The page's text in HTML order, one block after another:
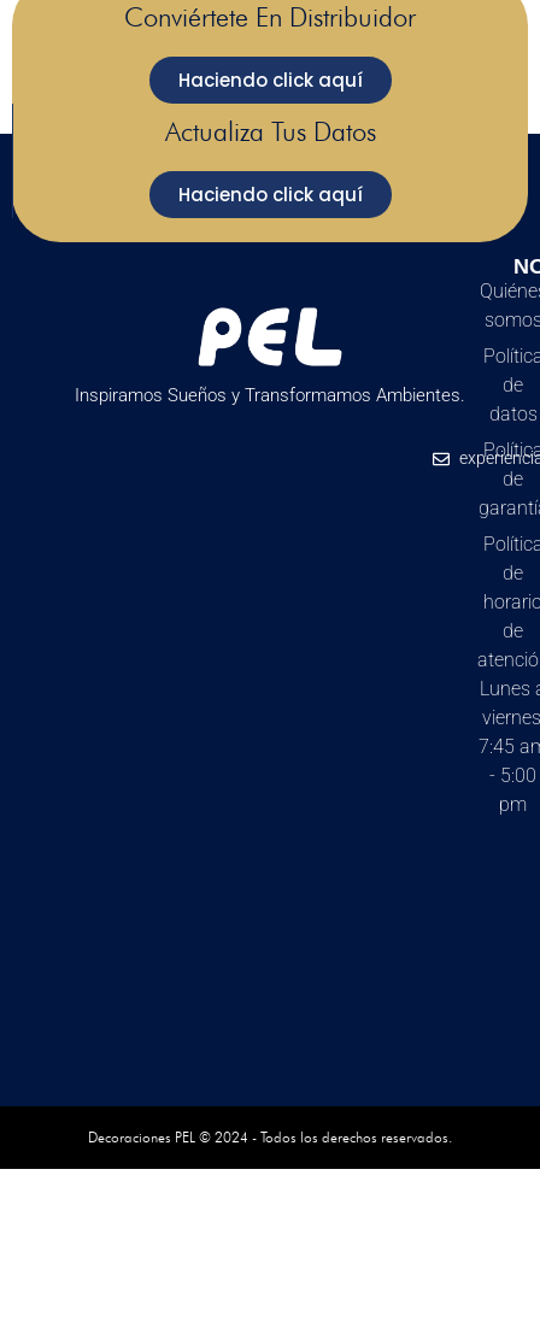
Conviértete En Distribuidor
Haciendo click aquí
Actualiza Tus Datos
Haciendo click aquí
Inspiramos Sueños y Transformamos Ambientes.
de
datos
de
de
de
Lunes
7:45
- 5:00
pm
Decoraciones PEL © 2024 - Todos los derechos reservados.